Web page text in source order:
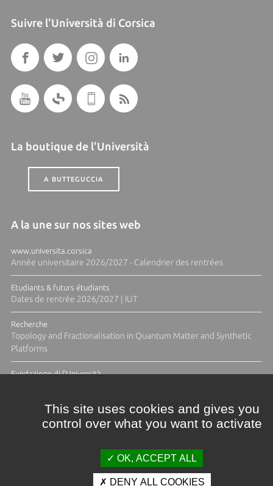
Suivre l'Università di Corsica
La boutique de l'Università
A BUTTEGUCCIA
A la une sur nos sites web
www.universita.corsica
Année universitaire 2026/2027 - Calendrier des rentrées
Etudiants & futurs étudiants
Dates de rentrée 2026/2027 | IUT
Recherche
Topology and Fractionalisation in Quantum Matter and Synthetic
Platforms
Fundazione di l'Università
This site uses cookies and gives you
control over what you want to activate
OK, ACCEPT ALL
DENY ALL COOKIES